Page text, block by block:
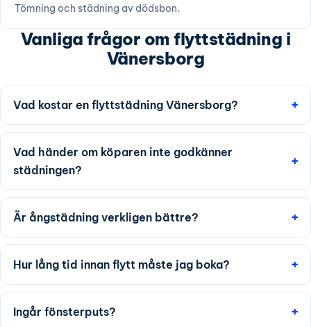
Tömning och städning av dödsbon.
Vanliga frågor om flyttstädning i
Vänersborg
Vad kostar en flyttstädning Vänersborg?
Vad händer om köparen inte godkänner
städningen?
Är ångstädning verkligen bättre?
Hur lång tid innan flytt måste jag boka?
Ingår fönsterputs?